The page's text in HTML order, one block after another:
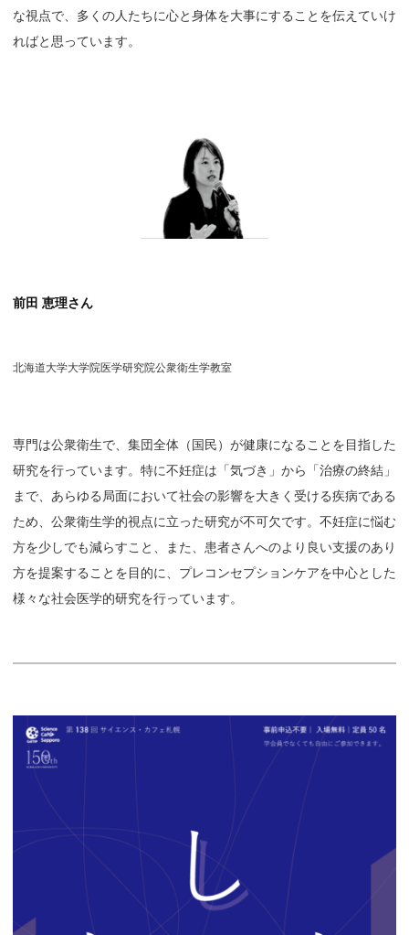
な視点で、多くの人たちに心と身体を大事にすることを伝えていけ
ればと思っています。
前田 恵理さん
北海道大学大学院医学研究院公衆衛生学教室
専門は公衆衛生で、集団全体（国民）が健康になることを目指した
研究を行っています。特に不妊症は「気づき」から「治療の終結」
まで、あらゆる局面において社会の影響を大きく受ける疾病である
ため、公衆衛生学的視点に立った研究が不可欠です。不妊症に悩む
方を少しでも減らすこと、また、患者さんへのより良い支援のあり
方を提案することを目的に、プレコンセプションケアを中心とした
様々な社会医学的研究を行っています。